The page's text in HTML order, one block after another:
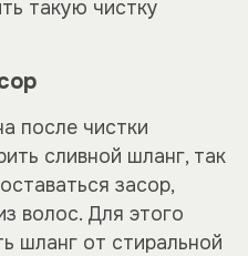
такую чистку
после чистки
сливной шланг, так
засор,
волос. Для этого
шланг от стиральной